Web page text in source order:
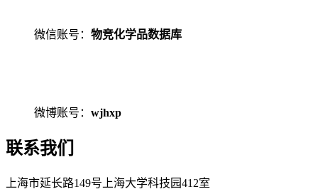
微信账号： 物竞化学品数据库
微博账号： wjhxp
联系我们
上海市延长路149号上海大学科技园412室